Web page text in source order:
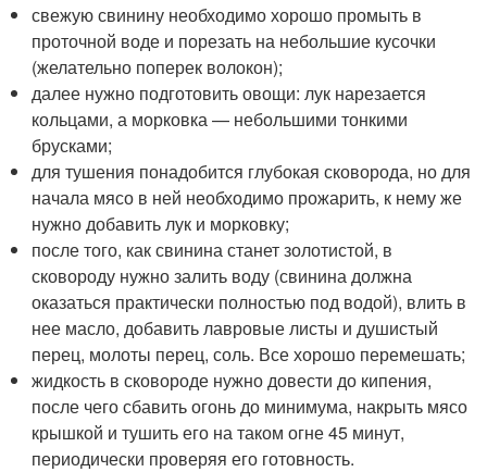
свежую свинину необходимо хорошо промыть в
проточной воде и порезать на небольшие кусочки
(желательно поперек волокон);
далее нужно подготовить овощи: лук нарезается
кольцами, а морковка — небольшими тонкими
брусками;
для тушения понадобится глубокая сковорода, но для
начала мясо в ней необходимо прожарить, к нему же
нужно добавить лук и морковку;
после того, как свинина станет золотистой, в
сковороду нужно залить воду (свинина должна
оказаться практически полностью под водой), влить в
нее масло, добавить лавровые листы и душистый
перец, молоты перец, соль. Все хорошо перемешать;
жидкость в сковороде нужно довести до кипения,
после чего сбавить огонь до минимума, накрыть мясо
крышкой и тушить его на таком огне 45 минут,
периодически проверяя его готовность.